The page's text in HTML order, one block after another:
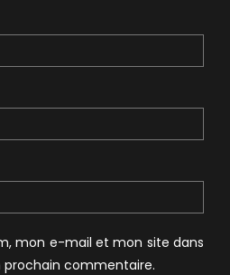
mon e-mail et mon site dans
commentaire.